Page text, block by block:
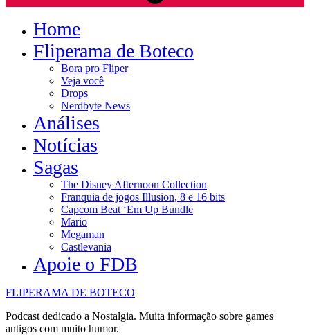
Home
Fliperama de Boteco
Bora pro Fliper
Veja você
Drops
Nerdbyte News
Análises
Notícias
Sagas
The Disney Afternoon Collection
Franquia de jogos Illusion, 8 e 16 bits
Capcom Beat ‘Em Up Bundle
Mario
Megaman
Castlevania
Apoie o FDB
FLIPERAMA DE BOTECO
Podcast dedicado a Nostalgia. Muita informação sobre games
antigos com muito humor.